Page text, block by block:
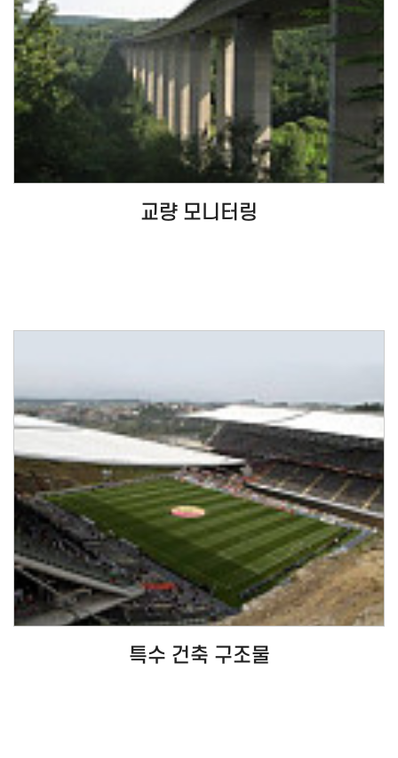
교량 모니터링
특수 건축 구조물